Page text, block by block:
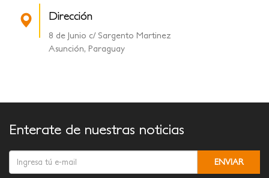
Dirección
8 de Junio c/ Sargento Martinez
Asunción, Paraguay
Enterate de nuestras noticias